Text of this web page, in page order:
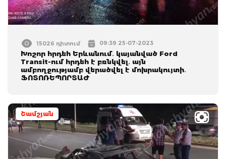
15026 դիտում 09:39 25-07-2023
Խոշոր հրդեհ Երևանում․ կայանված Ford
Transit-ում հրդեհ է բռնկվել․ այն
ամբողջությամբ վերածվել է մոխրակույտի․
ՖՈՏՈՌԵՊՈՐՏԱԺ
Շամշյան